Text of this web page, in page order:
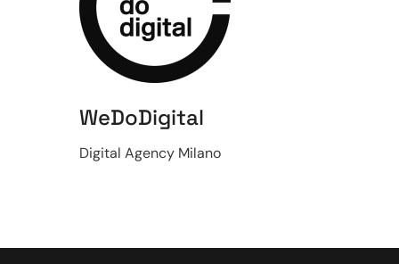
WeDoDigital
Digital Agency Milano